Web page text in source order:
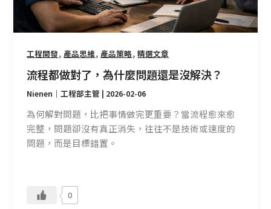
工程開發, 產品思維, 產品策略,精選文章
流程都做對了，為什麼問題還是沒解決？
Nienen｜工程部主管 | 2026-02-06
為何解對問題，比把事情做完更重要？當流程愈來愈
完整，問題卻沒有真正消失，往往不是技術或速度的
問題，而是目標錯置。
0
問
還
是
解
決？